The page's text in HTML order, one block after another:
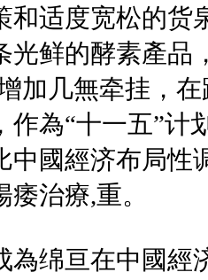
和适度宽松的货
光鲜的酵素產品
加几無牵挂，
作為“十一五”计
中國經济布局性
治療,重。
為绵亘在中國經